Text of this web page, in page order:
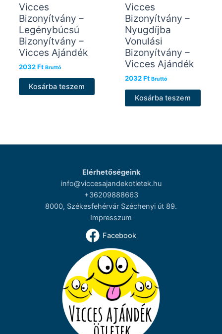
Vicces
Bizonyítvány –
Legénybúcsú
Bizonyítvány –
Vicces Ajándék
2032Ft Bruttó
Kosárba teszem
Vicces
Bizonyítvány –
Nyugdíjba
Vonulási
Bizonyítvány –
Vicces Ajándék
2032Ft Bruttó
Kosárba teszem
Elérhetőségeink
info@viccesajandekotletek.hu
+36209888663
8000, Székesfehérvár Széchenyi út 89.
Impresszum
Facebook